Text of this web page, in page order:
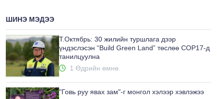
ШИНЭ МЭДЭЭ
Т.Октябрь: 30 жилийн туршлага дээр
үндэслэсэн “Build Green Land” төслөө COP17-д
танилцуулна
1 Өдрийн өмнө.
"Говь руу явах зам"-г монгол хэлээр хэвлэжээ